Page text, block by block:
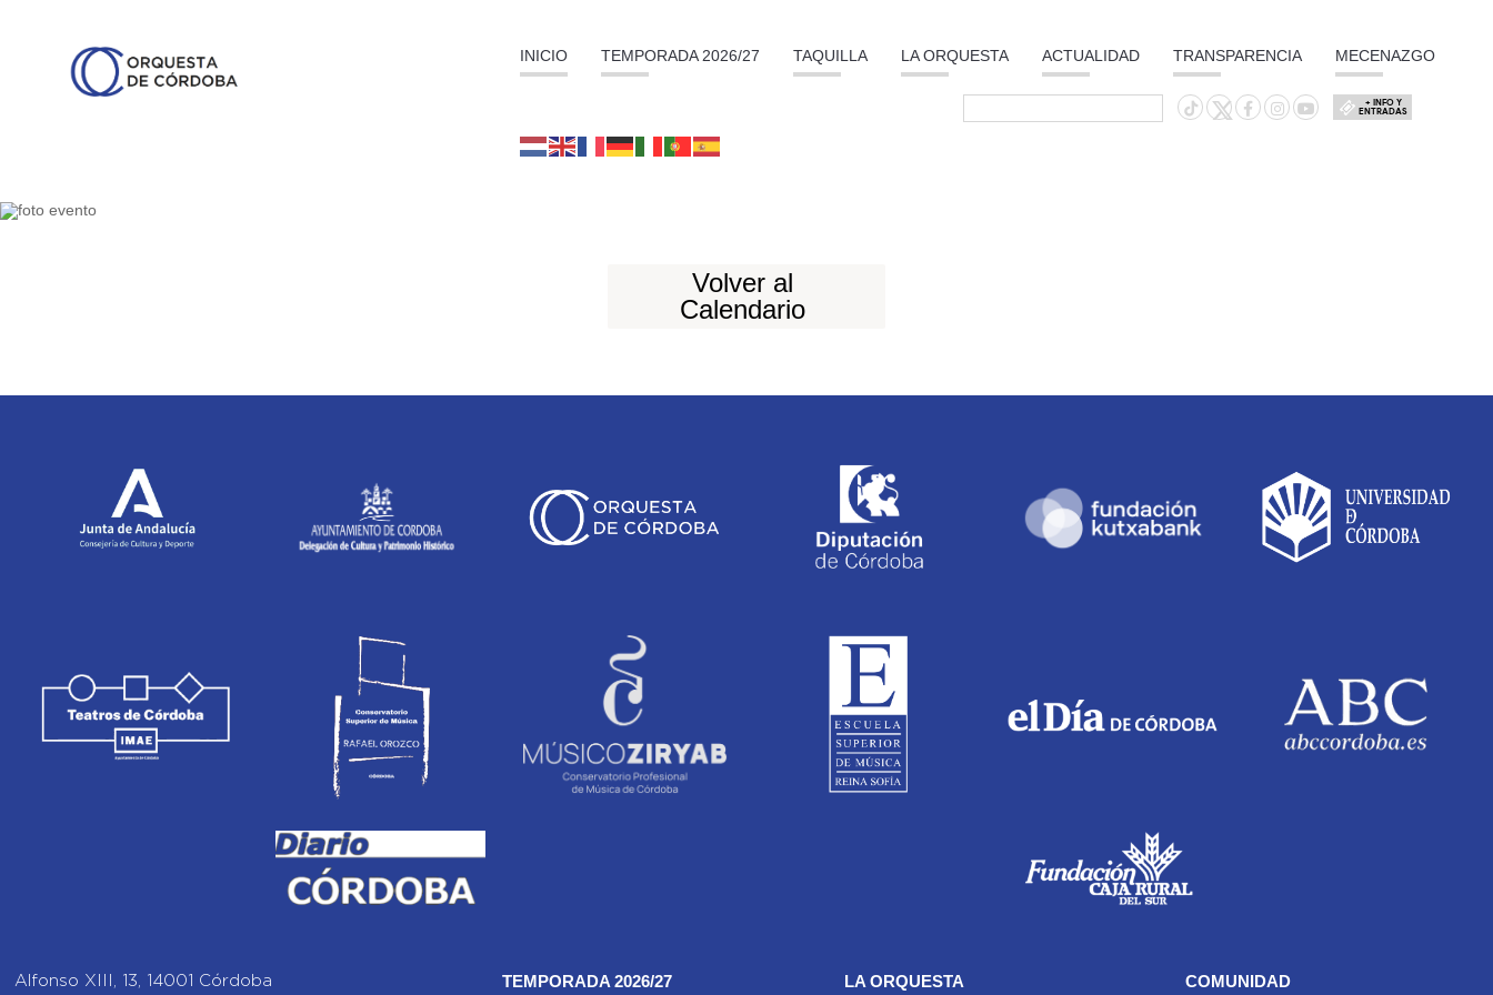
INICIO TEMPORADA 2026/27 TAQUILLA LA ORQUESTA ACTUALIDAD TRANSPARENCIA MECENAZGO
+ INFO Y
ENTRADAS
Volver al
Calendario
Alfonso XIII, 13, 14001 Córdoba
TEMPORADA 2026/27 LA ORQUESTA COMUNIDAD